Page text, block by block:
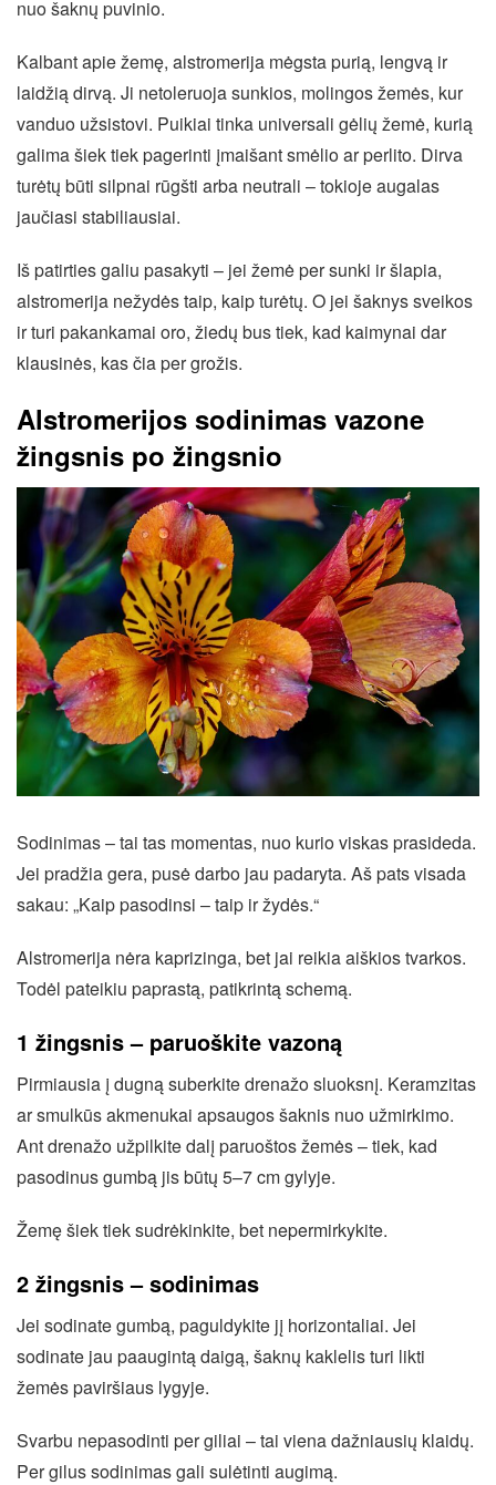
nuo šaknų puvinio.
Kalbant apie žemę, alstromerija mėgsta purią, lengvą ir
laidžią dirvą. Ji netoleruoja sunkios, molingos žemės, kur
vanduo užsistovi. Puikiai tinka universali gėlių žemė, kurią
galima šiek tiek pagerinti įmaišant smėlio ar perlito. Dirva
turėtų būti silpnai rūgšti arba neutrali – tokioje augalas
jaučiasi stabiliausiai.
Iš patirties galiu pasakyti – jei žemė per sunki ir šlapia,
alstromerija nežydės taip, kaip turėtų. O jei šaknys sveikos
ir turi pakankamai oro, žiedų bus tiek, kad kaimynai dar
klausinės, kas čia per grožis.
Alstromerijos sodinimas vazone
žingsnis po žingsnio
Sodinimas – tai tas momentas, nuo kurio viskas prasideda.
Jei pradžia gera, pusė darbo jau padaryta. Aš pats visada
sakau: „Kaip pasodinsi – taip ir žydės.“
Alstromerija nėra kaprizinga, bet jai reikia aiškios tvarkos.
Todėl pateikiu paprastą, patikrintą schemą.
1 žingsnis – paruoškite vazoną
Pirmiausia į dugną suberkite drenažo sluoksnį. Keramzitas
ar smulkūs akmenukai apsaugos šaknis nuo užmirkimo.
Ant drenažo užpilkite dalį paruoštos žemės – tiek, kad
pasodinus gumbą jis būtų 5–7 cm gylyje.
Žemę šiek tiek sudrėkinkite, bet nepermirkykite.
2 žingsnis – sodinimas
Jei sodinate gumbą, paguldykite jį horizontaliai. Jei
sodinate jau paaugintą daigą, šaknų kaklelis turi likti
žemės paviršiaus lygyje.
Svarbu nepasodinti per giliai – tai viena dažniausių klaidų.
Per gilus sodinimas gali sulėtinti augimą.